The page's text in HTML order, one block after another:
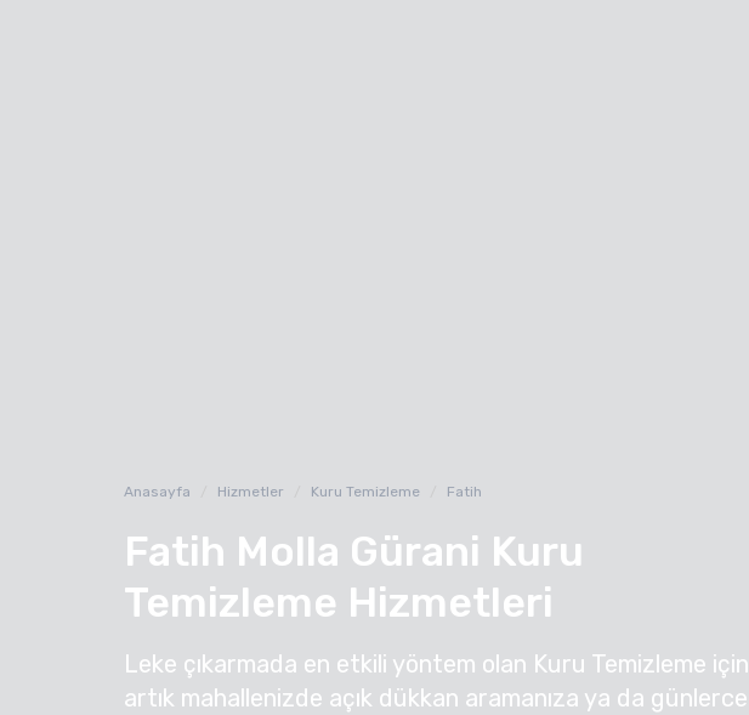
Anasayfa Hizmetler Kuru Temizleme Fatih
Fatih Molla Gürani Kuru
Temizleme Hizmetleri
Leke çıkarmada en etkili yöntem olan Kuru Temizleme için
artık mahallenizde açık dükkan aramanıza ya da günlerce